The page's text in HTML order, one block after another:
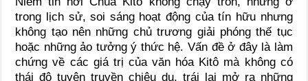
trong lịch sử, soi sáng hoạt động của tín hữu nhưng
không tạo nên những chủ trương giải phóng thế tục
hoặc những ảo tưởng ý thức hệ. Vấn đề ở đây là làm
chứng về các giá trị của văn hóa Kitô mà không có
thái độ tuyên truyền chiêu dụ, trái lại mở ra những